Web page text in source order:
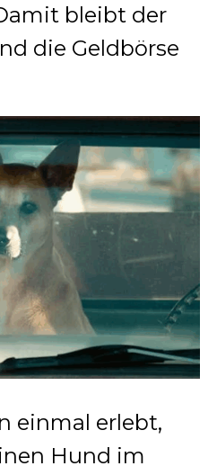
bleibt der
die Geldbörse
einmal erlebt,
Hund im